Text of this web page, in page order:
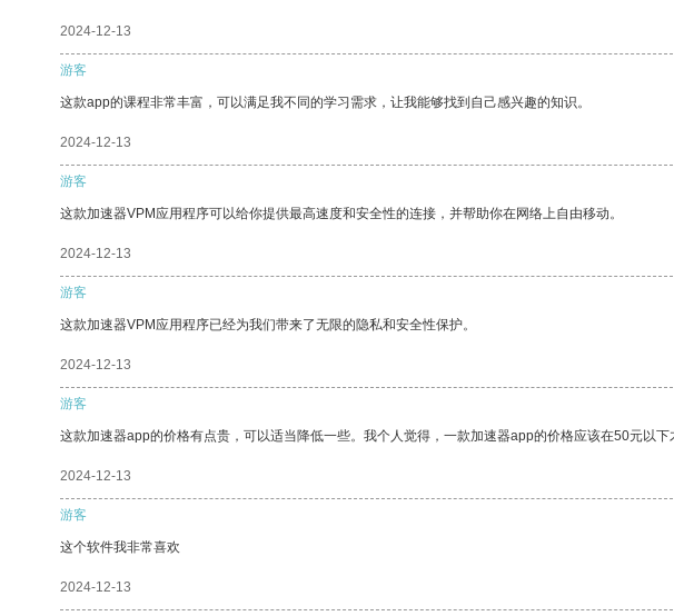
2024-12-13
游客
这款app的课程非常丰富，可以满足我不同的学习需求，让我能够找到自己感兴趣的知识。
2024-12-13
游客
这款加速器VPM应用程序可以给你提供最高速度和安全性的连接，并帮助你在网络上自由移动。
2024-12-13
游客
这款加速器VPM应用程序已经为我们带来了无限的隐私和安全性保护。
2024-12-13
游客
这款加速器app的价格有点贵，可以适当降低一些。我个人觉得，一款加速器app的价格应该在50元以下
2024-12-13
游客
这个软件我非常喜欢
2024-12-13